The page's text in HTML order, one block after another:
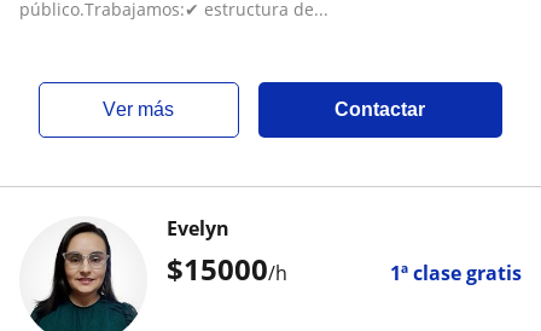
público.Trabajamos:✔ estructura de...
ver más Contactar
$15000/h 1ª clase gratis
Evelyn